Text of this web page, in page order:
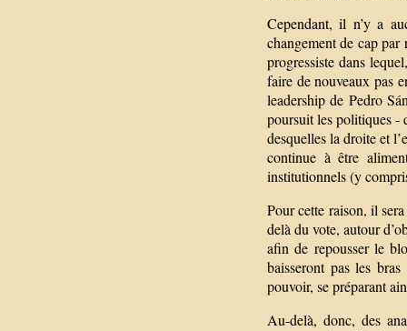
Cependant, il n’y a
changement de cap
progressiste dans
faire de nouveaux pas
leadership de Pedro
poursuit les politiques -
desquelles la droite et
continue à être
institutionnels (y
Pour cette raison, il
delà du vote, autour
afin de repousser le
baisseront pas les
pouvoir, se préparant
Au-delà, donc, des